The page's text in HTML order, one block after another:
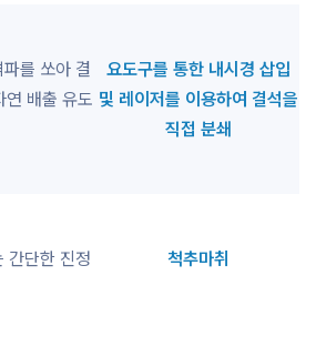
를 쏘아 결
연 배출 유도
요도구를 통한 내시경 삽입
및 레이저를 이용하여 결석을
직접 분쇄
간단한 진정 척추마취